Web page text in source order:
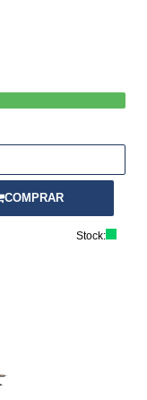
COMPRAR
Stock: